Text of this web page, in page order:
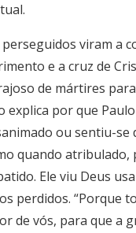
viram a
e a cruz de
de mártires
explica por que
ou sentiu-se
quando atribulado,
Ele viu Deus
perdidos. “Porque
de vós, para que a